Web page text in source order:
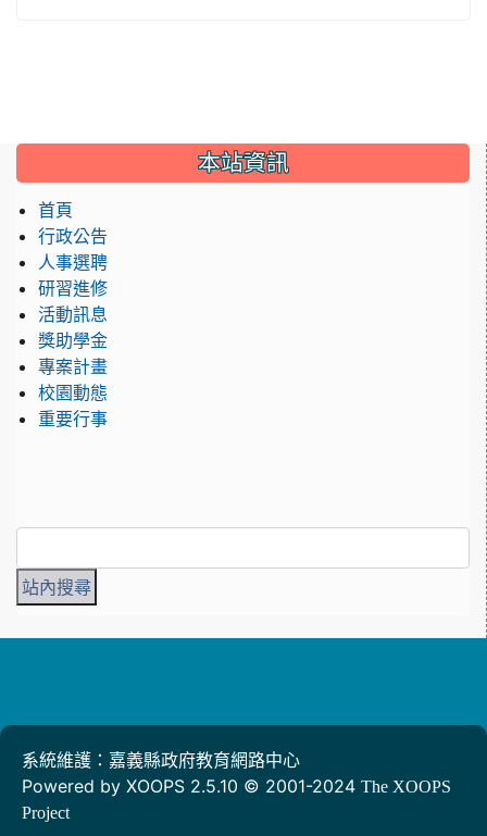
::: 本站資訊
首頁
行政公告
人事選聘
研習進修
活動訊息
獎助學金
專案計畫
校園動態
重要行事
系統維護：嘉義縣政府教育網路中心
Powered by XOOPS 2.5.10 © 2001-2024 The XOOPS
Project